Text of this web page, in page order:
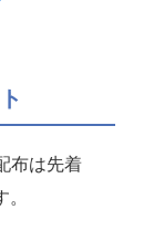
布は先着